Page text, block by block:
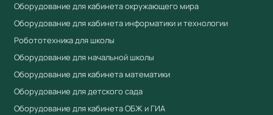
Оборудование для кабинета окружающего мира
Оборудование для кабинета информатики и технологии
Робототехника для школы
Оборудование для начальной школы
Оборудование для кабинета математики
Оборудование для детского сада
Оборудование для кабинета ОБЖ и ГИА